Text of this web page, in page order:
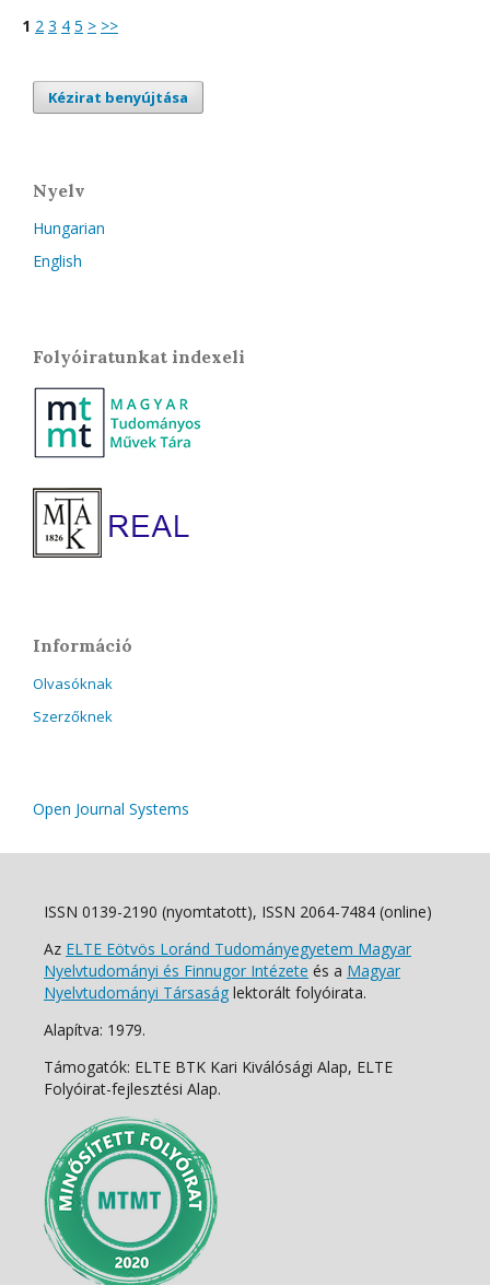
1 2 3 4 5 > >>
Kézirat benyújtása
Nyelv
Hungarian
English
Folyóiratunkat indexeli
Információ
Olvasóknak
Szerzőknek
Open Journal Systems
ISSN 0139-2190 (nyomtatott), ISSN 2064-7484 (online)
Az ELTE Eötvös Loránd Tudományegyetem Magyar
Nyelvtudományi és Finnugor Intézete és a Magyar
Nyelvtudományi Társaság lektorált folyóirata.
Alapítva: 1979.
Támogatók: ELTE BTK Kari Kiválósági Alap, ELTE
Folyóirat-fejlesztési Alap.